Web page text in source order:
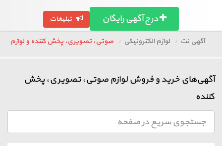
درج آگهی رایگان تبلیغات
آگهی نت لوازم الکترونیکی صوتی، تصویری، پخش کننده و لوازم
آگهی‌های خرید و فروش لوازم صوتی، تصویری، پخش
کننده